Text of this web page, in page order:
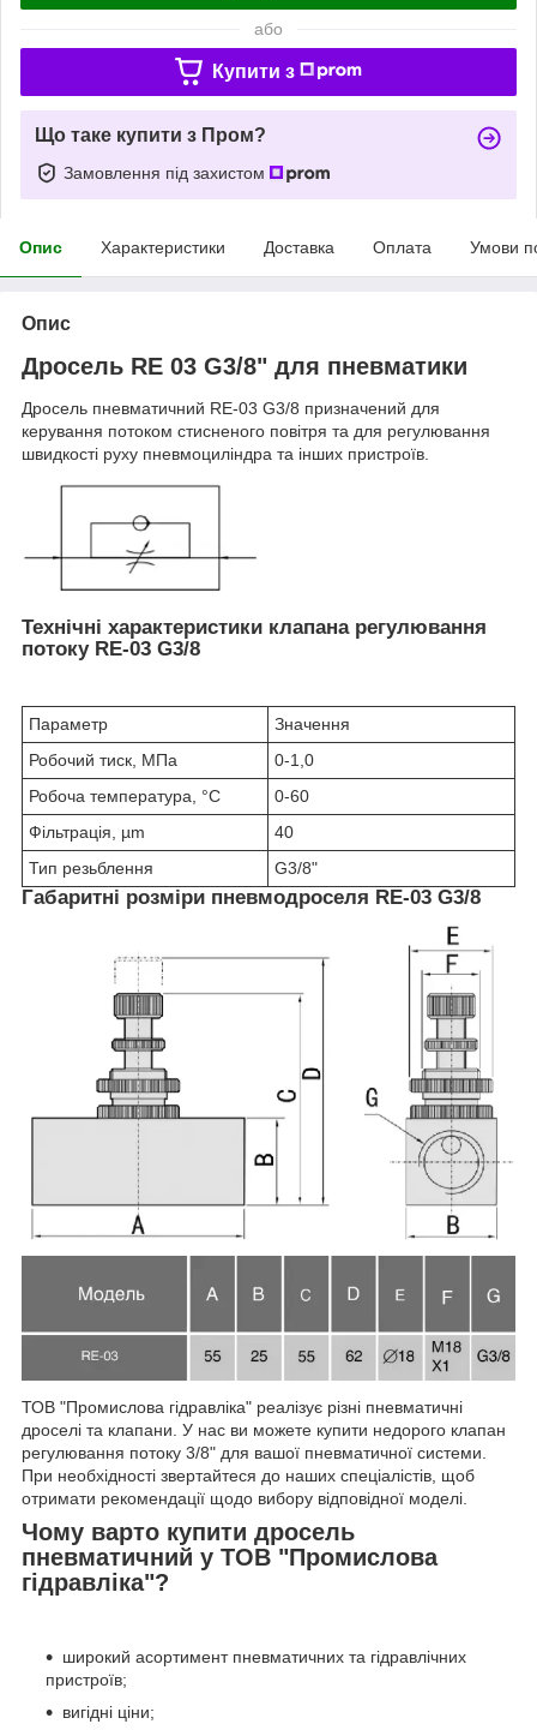
або
Купити з
Що таке купити з Пром?
Замовлення під захистом
Опис Характеристики Доставка Оплата Умови
Опис
Дросель RE 03 G3/8" для пневматики
Дросель пневматичний RE-03 G3/8 призначений для
керування потоком стисненого повітря та для регулювання
швидкості руху пневмоциліндра та інших пристроїв.
Технічні характеристики клапана регулювання
потоку RE-03 G3/8
Параметр
Значення
Робочий тиск, МПа
0-1,0
Робоча температура, °С
0-60
Фільтрація, µm
40
Тип резьблення
G3/8"
Габаритні розміри пневмодроселя RE-03 G3/8
ТОВ "Промислова гідравліка" реалізує різні пневматичні
дроселі та клапани. У нас ви можете купити недорого клапан
регулювання потоку 3/8" для вашої пневматичної системи.
При необхідності звертайтеся до наших спеціалістів, щоб
отримати рекомендації щодо вибору відповідної моделі.
Чому варто купити дросель
пневматичний у ТОВ "Промислова
гідравліка"?
широкий асортимент пневматичних та гідравлічних
пристроїв;
вигідні ціни;